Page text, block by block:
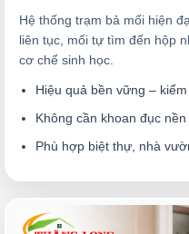
Hệ thống trạm bả mối hiện
liên tục, mối tự tìm đến hộp
cơ chế sinh học.
Hiệu quả bền vững –
Không cần khoan đục
Phù hợp biệt thự, nhà